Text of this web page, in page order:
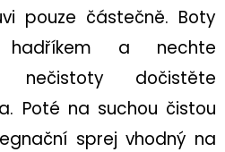
pouze částečně. Boty
hadříkem a nechte
nečistoty dočistěte
Poté na suchou čistou
sprej vhodný na